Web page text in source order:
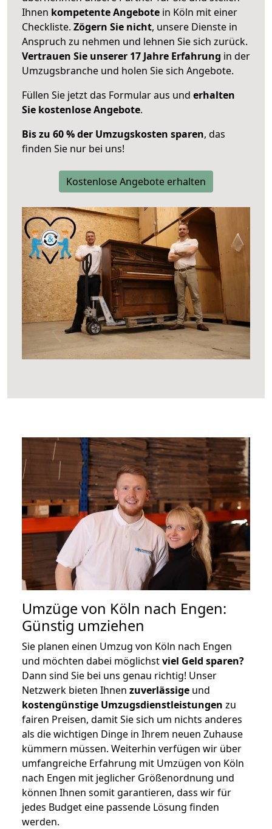
Ihnen kompetente Angebote in Köln mit einer
Checkliste. Zögern Sie nicht, unsere Dienste in
Anspruch zu nehmen und lehnen Sie sich zurück.
Vertrauen Sie unserer 17 Jahre Erfahrung in der
Umzugsbranche und holen Sie sich Angebote.
Füllen Sie jetzt das Formular aus und erhalten
Sie kostenlose Angebote.
Bis zu 60 % der Umzugskosten sparen, das
finden Sie nur bei uns!
Kostenlose Angebote erhalten
Umzüge von Köln nach Engen:
Günstig umziehen
Sie planen einen Umzug von Köln nach Engen
und möchten dabei möglichstviel Geld sparen?
Dann sind Sie bei uns genau richtig! Unser
Netzwerk bieten Ihnen zuverlässige und
kostengünstige Umzugsdienstleistungen zu
fairen Preisen, damit Sie sich um nichts anderes
als die wichtigen Dinge in Ihrem neuen Zuhause
kümmern müssen. Weiterhin verfügen wir über
umfangreiche Erfahrung mit Umzügen von Köln
nach Engen mit jeglicher Größenordnung und
können Ihnen somit garantieren, dass wir für
jedes Budget eine passende Lösung finden
werden.